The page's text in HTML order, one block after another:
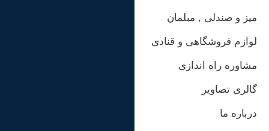
میز و صندلی , مبلمان
لوازم فروشگاهی و قنادی
مشاوره راه اندازی
گالری تصاویر
درباره ما